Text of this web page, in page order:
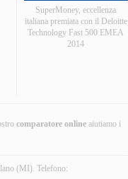
SuperMoney, eccellenza
italiana premiata con il Deloitte
Technology Fast 500 EMEA
2014
comparatore online aiutiamo i
(MI). Telefono: